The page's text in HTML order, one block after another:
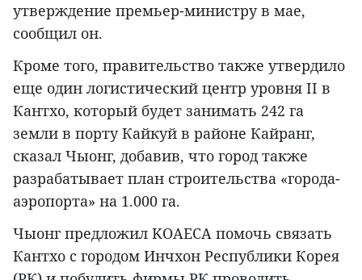
утверждение премьер-министру в мае,
сообщил он.
Кроме того, правительство также утвердило
еще один логистический центр уровня II в
Кантхо, который будет занимать 242 га
земли в порту Кайкуй в районе Кайранг,
сказал Чыонг, добавив, что город также
разрабатывает план строительства «города-
аэропорта» на 1.000 га.
Чыонг предложил KOAECA помочь связать
Кантхо с городом Инчхон Республики Корея